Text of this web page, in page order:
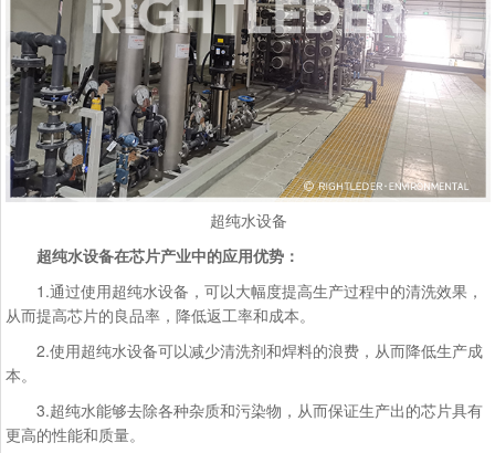
超纯水设备
超纯水设备在芯片产业中的应用优势：
1.通过使用超纯水设备，可以大幅度提高生产过程中的清洗效果，
从而提高芯片的良品率，降低返工率和成本。
2.使用超纯水设备可以减少清洗剂和焊料的浪费，从而降低生产成
本。
3.超纯水能够去除各种杂质和污染物，从而保证生产出的芯片具有
更高的性能和质量。